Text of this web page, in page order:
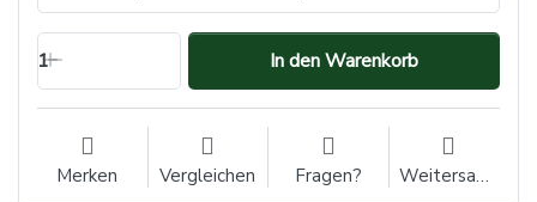
1 In den Warenkorb
Merken Vergleichen Fragen? Weitersagen